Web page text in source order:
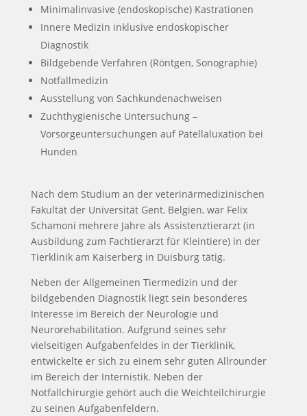
Minimalinvasive (endoskopische) Kastrationen
Innere Medizin inklusive endoskopischer
Diagnostik
Bildgebende Verfahren (Röntgen, Sonographie)
Notfallmedizin
Ausstellung von Sachkundenachweisen
Zuchthygienische Untersuchung –
Vorsorgeuntersuchungen auf Patellaluxation bei
Hunden
Nach dem Studium an der veterinärmedizinischen
Fakultät der Universität Gent, Belgien, war Felix
Schamoni mehrere Jahre als Assistenztierarzt (in
Ausbildung zum Fachtierarzt für Kleintiere) in der
Tierklinik am Kaiserberg in Duisburg tätig.
Neben der Allgemeinen Tiermedizin und der
bildgebenden Diagnostik liegt sein besonderes
Interesse im Bereich der Neurologie und
Neurorehabilitation. Aufgrund seines sehr
vielseitigen Aufgabenfeldes in der Tierklinik,
entwickelte er sich zu einem sehr guten Allrounder
im Bereich der Internistik. Neben der
Notfallchirurgie gehört auch die Weichteilchirurgie
zu seinen Aufgabenfeldern.